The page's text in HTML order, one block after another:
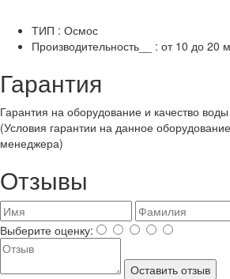
ТИП : Осмос
Производительность__ : от 10 до 20
Гарантия
Гарантия на оборудование и качество
(Условия гарантии на данное
менеджера)
Отзывы
Выберите оценку:
Оставить отзыв